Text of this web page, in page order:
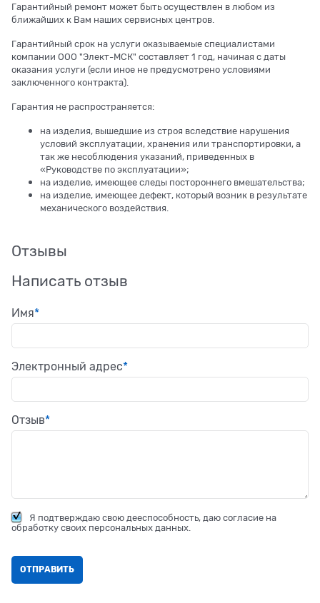
Гарантийный ремонт может быть осуществлен в любом из
ближайших к Вам наших сервисных центров.
Гарантийный срок на услуги оказываемые специалистами
компании ООО "Элект-МСК" составляет 1 год, начиная с даты
оказания услуги (если иное не предусмотрено условиями
заключенного контракта).
Гарантия не распространяется:
на изделия, вышедшие из строя вследствие нарушения
условий эксплуатации, хранения или транспортировки, а
так же несоблюдения указаний, приведенных в
«Руководстве по эксплуатации»;
на изделие, имеющее следы постороннего вмешательства;
на изделие, имеющее дефект, который возник в результате
механического воздействия.
Отзывы
Написать отзыв
Имя
Электронный адрес
Отзыв
Я подтверждаю свою дееспособность, даю согласие на
обработку своих персональных данных.